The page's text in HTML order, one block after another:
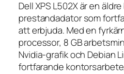
Dell XPS L502X är en
prestandadator som
att erbjuda. Med en
processor, 8 GB
Nvidia-grafik och Debian
fortfarande